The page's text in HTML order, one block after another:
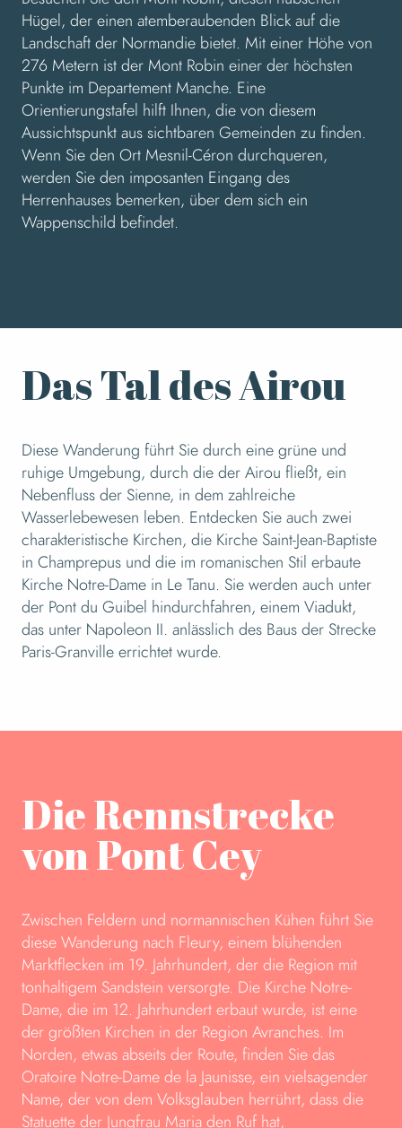
Hügel, der einen atemberaubenden Blick auf die
Landschaft der Normandie bietet. Mit einer Höhe von
276 Metern ist der Mont Robin einer der höchsten
Punkte im Departement Manche. Eine
Orientierungstafel hilft Ihnen, die von diesem
Aussichtspunkt aus sichtbaren Gemeinden zu finden.
Wenn Sie den Ort Mesnil-Céron durchqueren,
werden Sie den imposanten Eingang des
Herrenhauses bemerken, über dem sich ein
Wappenschild befindet.
Das Tal des Airou
Diese Wanderung führt Sie durch eine grüne und
ruhige Umgebung, durch die der Airou fließt, ein
Nebenfluss der Sienne, in dem zahlreiche
Wasserlebewesen leben. Entdecken Sie auch zwei
charakteristische Kirchen, die Kirche Saint-Jean-Baptiste
in Champrepus und die im romanischen Stil erbaute
Kirche Notre-Dame in Le Tanu. Sie werden auch unter
der Pont du Guibel hindurchfahren, einem Viadukt,
das unter Napoleon II. anlässlich des Baus der Strecke
Paris-Granville errichtet wurde.
Die Rennstrecke
von Pont Cey
Zwischen Feldern und normannischen Kühen führt Sie
diese Wanderung nach Fleury, einem blühenden
Marktflecken im 19. Jahrhundert, der die Region mit
tonhaltigem Sandstein versorgte. Die Kirche Notre-
Dame, die im 12. Jahrhundert erbaut wurde, ist eine
der größten Kirchen in der Region Avranches. Im
Norden, etwas abseits der Route, finden Sie das
Oratoire Notre-Dame de la Jaunisse, ein vielsagender
Name, der von dem Volksglauben herrührt, dass die
Statuette der Jungfrau Maria den Ruf hat,